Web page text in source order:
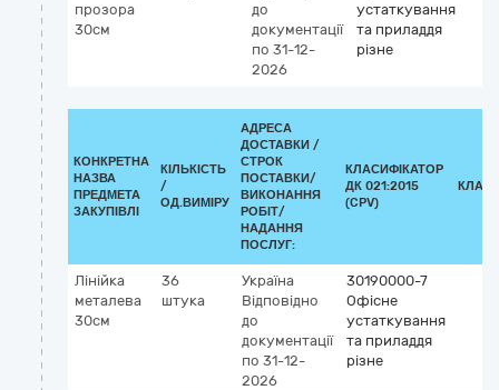
прозора
30см
до
документації
по 31-12-
2026
устаткування
та приладдя
різне
КОНКРЕТНА
НАЗВА
ПРЕДМЕТА
ЗАКУПІВЛІ
КІЛЬКІСТЬ
/
ОД.ВИМІРУ
АДРЕСА
ДОСТАВКИ /
СТРОК
ПОСТАВКИ/
ВИКОНАННЯ
РОБІТ/
НАДАННЯ
ПОСЛУГ:
КЛАСИФІКАТОР
ДК 021:2015
(CPV)
Лінійка
металева
30см
36
штука
Україна
Відповідно
до
документації
по 31-12-
2026
30190000-7
Офісне
устаткування
та приладдя
різне